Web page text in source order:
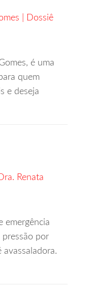
| Dossiê
é uma
quem
e deseja
Renata
emergência
pressão por
avassaladora.